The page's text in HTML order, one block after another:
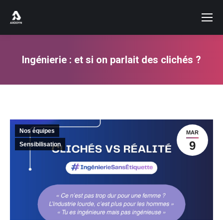
Ingénierie : et si on parlait des clichés ?
MAR
9
Nos équipes
Sensibilisation